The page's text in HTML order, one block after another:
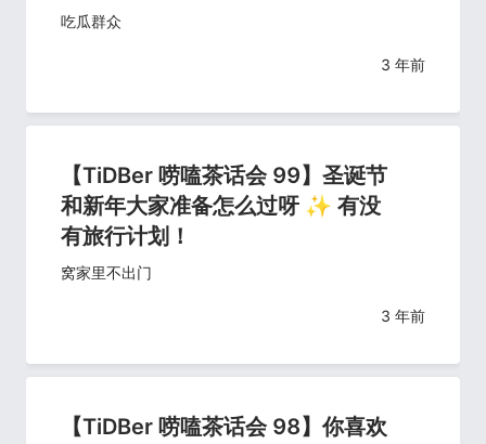
吃瓜群众
3 年前
【TiDBer 唠嗑茶话会 99】圣诞节
和新年大家准备怎么过呀 ✨ 有没
有旅行计划！
窝家里不出门
3 年前
【TiDBer 唠嗑茶话会 98】你喜欢